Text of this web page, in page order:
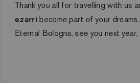
Thank you all for travelling with us
ezarri become part of your dreams.
Eternal Bologna, see you next year.